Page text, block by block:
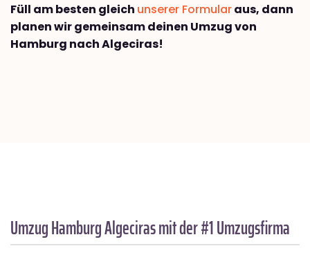
Füll am besten gleich unserer Formularaus, dann
planen wir gemeinsam deinen Umzug von
Hamburg nach Algeciras!
Umzug HamburgAlgecirasmit der #1 Umzugsfirma